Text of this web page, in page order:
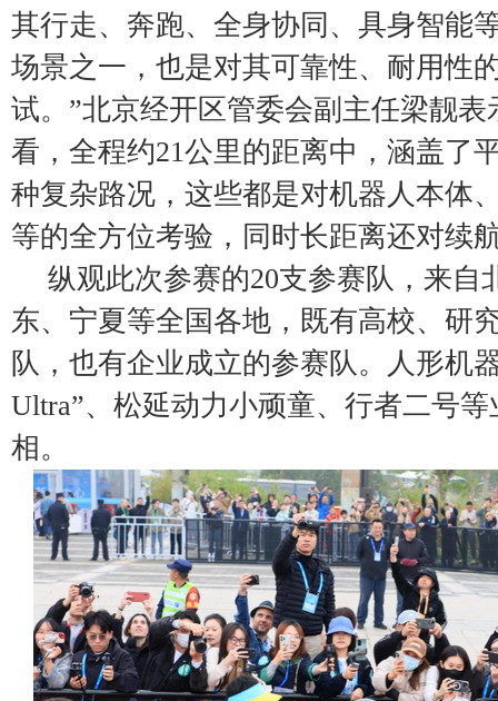
其行走、奔跑、全身协同、具身智能
场景之一，也是对其可靠性、耐用性
试。”北京经开区管委会副主任梁靓
看，全程约21公里的距离中，涵盖了
种复杂路况，这些都是对机器人本体
等的全方位考验，同时长距离还对续
纵观此次参赛的20支参赛队，来自
东、宁夏等全国各地，既有高校、研
队，也有企业成立的参赛队。人形机
Ultra”、松延动力小顽童、行者二号等
相。